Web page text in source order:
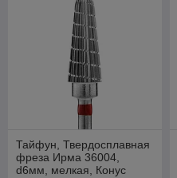
Тайфун, Твердосплавная
фреза Ирма 36004,
d6мм, мелкая, Конус